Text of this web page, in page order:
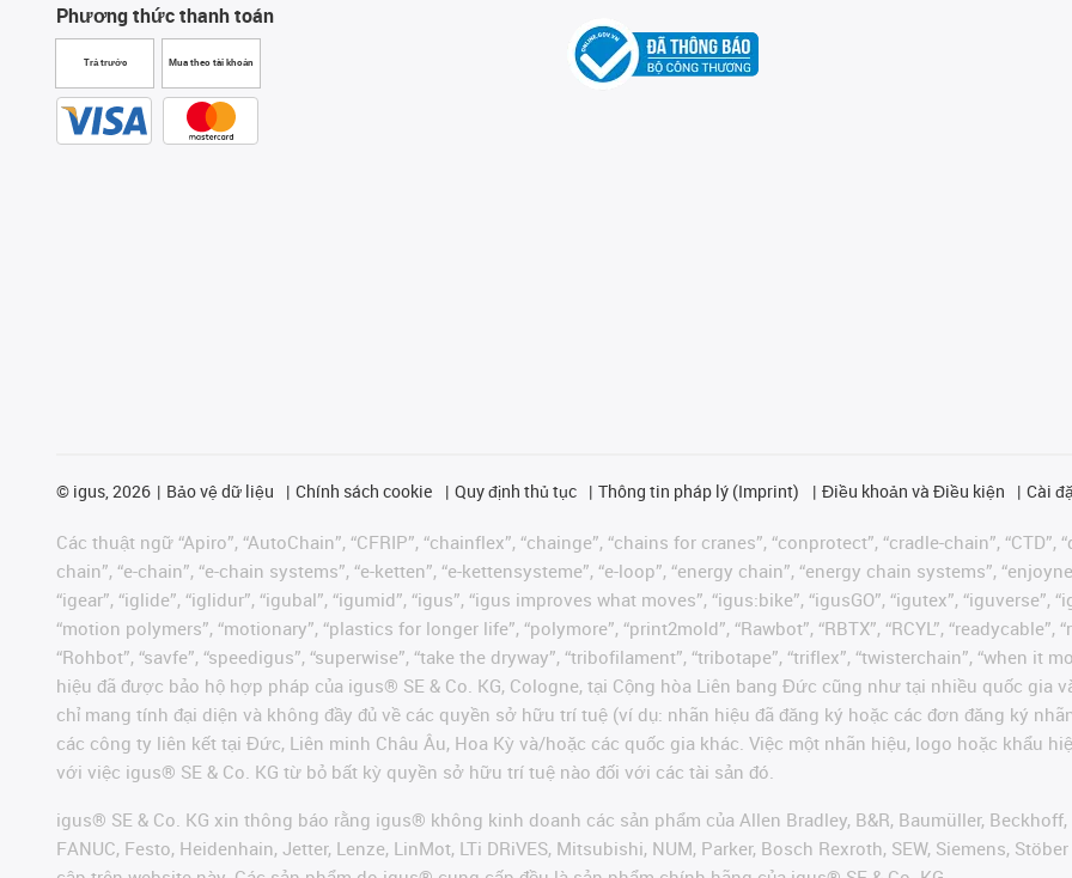
Phương thức thanh toán
Trả trước Mua theo tài khoản
© igus, 2026 Bảo vệ dữ liệu Chính sách cookie Quy định thủ tục Thông tin pháp lý (Imprint) Điều khoản và Điều kiện Cài
Các thuật ngữ “Apiro”, “AutoChain”, “CFRIP”, “chainflex”, “chainge”, “chains for cranes”, “conprotect”, “cradle-chain”, “CTD”,
chain”, “e-chain”, “e-chain systems”, “e-ketten”, “e-kettensysteme”, “e-loop”, “energy chain”, “energy chain systems”,
“igear”, “iglide”, “iglidur”, “igubal”, “igumid”, “igus”, “igus improves what moves”, “igus:bike”, “igusGO”, “igutex”, “iguverse”,
“motion polymers”, “motionary”, “plastics for longer life”, “polymore”, “print2mold”, “Rawbot”, “RBTX”, “RCYL”, “readycable”,
“Rohbot”, “savfe”, “speedigus”, “superwise”, “take the dryway”, “tribofilament”, “tribotape”, “triflex”, “twisterchain”, “when it
hiệu đã được bảo hộ hợp pháp của igus® SE & Co. KG, Cologne, tại Cộng hòa Liên bang Đức cũng như tại nhiều quốc gia
chỉ mang tính đại diện và không đầy đủ về các quyền sở hữu trí tuệ (ví dụ: nhãn hiệu đã đăng ký hoặc các đơn đăng ký
các công ty liên kết tại Đức, Liên minh Châu Âu, Hoa Kỳ và/hoặc các quốc gia khác. Việc một nhãn hiệu, logo hoặc khẩu
với việc igus® SE & Co. KG từ bỏ bất kỳ quyền sở hữu trí tuệ nào đối với các tài sản đó.
igus® SE & Co. KG xin thông báo rằng igus® không kinh doanh các sản phẩm của Allen Bradley, B&R, Baumüller, Beckhoff,
FANUC, Festo, Heidenhain, Jetter, Lenze, LinMot, LTi DRiVES, Mitsubishi, NUM, Parker, Bosch Rexroth, SEW, Siemens,